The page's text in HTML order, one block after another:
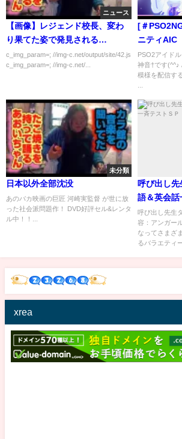
ニュース
【画像】レジェンド校長、変わ
り果てた姿で発見される…
c_img_param=; //img-c.net/output/site/42.js
c_img_param=; //img-c.net/...
[＃
ニティ
Meteor Licht ステージ
生配信！
PSO2アイド
神音†です
模様を配信す
未分類
日本以外全部沈没
あのバカ映画の巨匠 河崎実監督 が世に放
った社会派問題作！ DVD好評セル&レンタ
ル中！！...
呼び出し
語＆英会
1日
呼び出し先生
容：アンガー
なってさまざ
るバラエティ
xrea